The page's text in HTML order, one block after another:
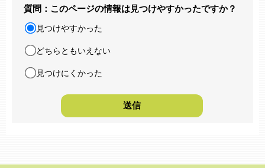
質問：このページの情報は見つけやすかったですか？
見つけやすかった
どちらともいえない
見つけにくかった